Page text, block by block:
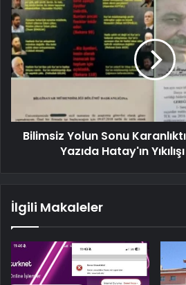
Bilimsiz Yolun Sonu
Yazıda Hatay'ın
İlgili Makaleler